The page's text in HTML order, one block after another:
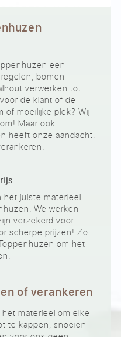
een
bomen
verwerken tot
de klant of de
of moeilijke plek? Wij
Maar ook
heeft onze aandacht,
het juiste materieel
We werken
verzekerd voor
scherpe prijzen! Zo
om het
of verankeren
materieel om elke
te kappen, snoeien